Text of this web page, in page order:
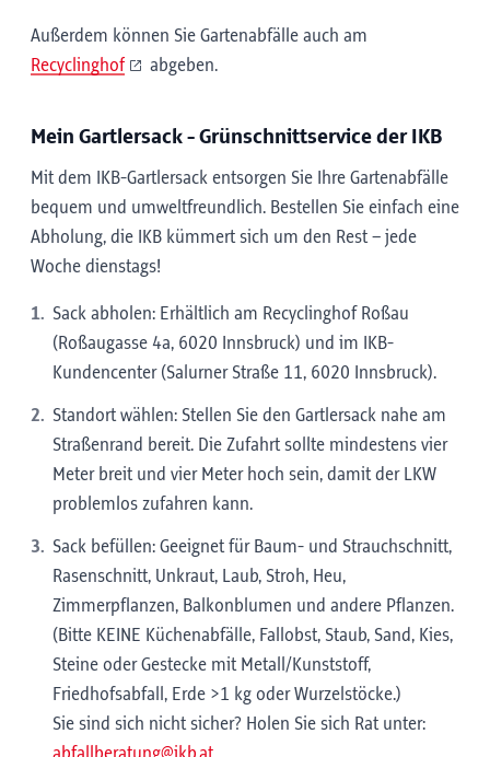
Außerdem können Sie Gartenabfälle auch am
Recyclinghof
abgeben.
Mein Gartlersack - Grünschnittservice der IKB
Mit dem IKB-Gartlersack entsorgen Sie Ihre Gartenabfälle
bequem und umweltfreundlich. Bestellen Sie einfach eine
Abholung, die IKB kümmert sich um den Rest – jede
Woche dienstags!
Sack abholen: Erhältlich am Recyclinghof Roßau
(Roßaugasse 4a, 6020 Innsbruck) und im IKB-
Kundencenter (Salurner Straße 11, 6020 Innsbruck).
Standort wählen: Stellen Sie den Gartlersack nahe am
Straßenrand bereit. Die Zufahrt sollte mindestens vier
Meter breit und vier Meter hoch sein, damit der LKW
problemlos zufahren kann.
Sack befüllen: Geeignet für Baum- und Strauchschnitt,
Rasenschnitt, Unkraut, Laub, Stroh, Heu,
Zimmerpflanzen, Balkonblumen und andere Pflanzen.
(Bitte KEINE Küchenabfälle, Fallobst, Staub, Sand, Kies,
Steine oder Gestecke mit Metall/Kunststoff,
Friedhofsabfall, Erde >1 kg oder Wurzelstöcke.)
Sie sind sich nicht sicher? Holen Sie sich Rat unter: